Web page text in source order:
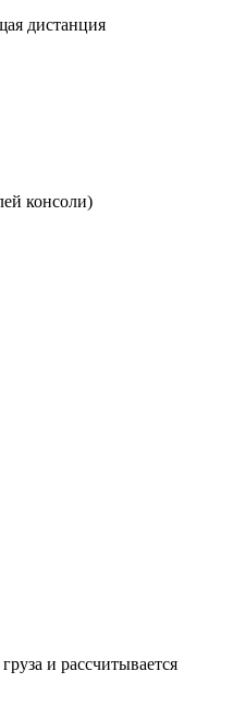
дистанция
консоли)
и рассчитывается